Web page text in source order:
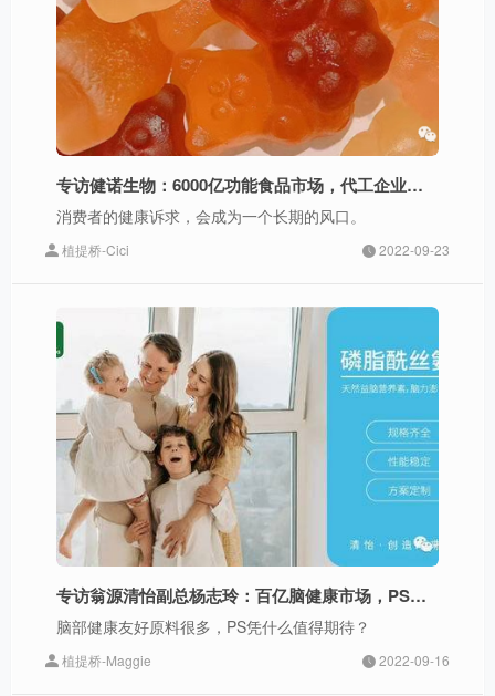
专访健诺生物：6000亿功能食品市场，代工企业如何入局发力？
消费者的健康诉求，会成为一个长期的风口。
植提桥-Cici 2022-09-23
专访翁源清怡副总杨志玲：百亿脑健康市场，PS的“东风”何日来？
脑部健康友好原料很多，PS凭什么值得期待？
植提桥-Maggie 2022-09-16